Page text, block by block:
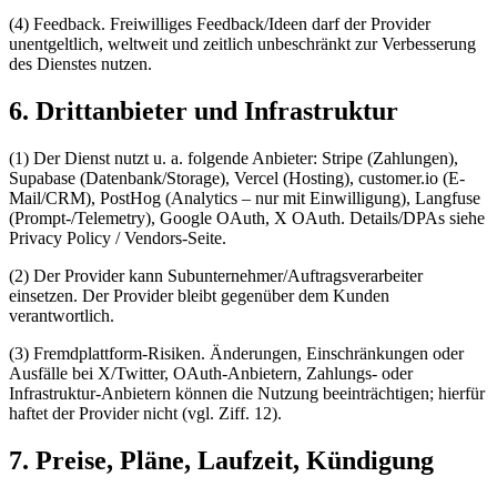
(4) Feedback. Freiwilliges Feedback/Ideen darf der Provider
unentgeltlich, weltweit und zeitlich unbeschränkt zur Verbesserung
des Dienstes nutzen.
6. Drittanbieter und Infrastruktur
(1) Der Dienst nutzt u. a. folgende Anbieter: Stripe (Zahlungen),
Supabase (Datenbank/Storage), Vercel (Hosting), customer.io (E-
Mail/CRM), PostHog (Analytics – nur mit Einwilligung), Langfuse
(Prompt-/Telemetry), Google OAuth, X OAuth. Details/DPAs siehe
Privacy Policy / Vendors-Seite.
(2) Der Provider kann Subunternehmer/Auftragsverarbeiter
einsetzen. Der Provider bleibt gegenüber dem Kunden
verantwortlich.
(3) Fremdplattform-Risiken. Änderungen, Einschränkungen oder
Ausfälle bei X/Twitter, OAuth-Anbietern, Zahlungs- oder
Infrastruktur-Anbietern können die Nutzung beeinträchtigen; hierfür
haftet der Provider nicht (vgl. Ziff. 12).
7. Preise, Pläne, Laufzeit, Kündigung